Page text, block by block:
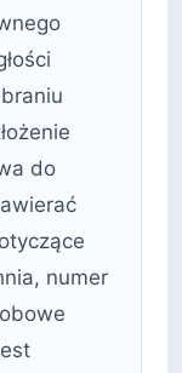
do
numer